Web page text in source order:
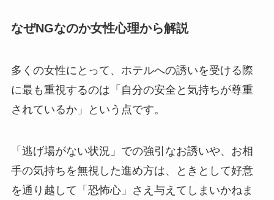
なぜNGなのか女性心理から解説
多くの女性にとって、ホテルへの誘いを受ける際
に最も重視するのは「自分の安全と気持ちが尊重
されているか」という点です。
「逃げ場がない状況」での強引なお誘いや、お相
手の気持ちを無視した進め方は、ときとして好意
を通り越して「恐怖心」さえ与えてしまいかねま